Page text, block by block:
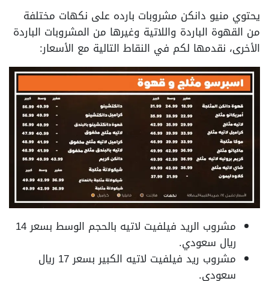
يحتوي منيو دانكن مشروبات بارده على نكهات مختلفة
من القهوة الباردة واللاتية وغيرها من المشروبات الباردة
الأخرى، نقدمها لكم في النقاط التالية مع الأسعار:
مشروب الريد فيلفيت لاتيه بالحجم الوسط بسعر 14
ريال سعودي.
مشروب ريد فيلفيت لاتيه الكبير بسعر 17 ريال
سعودي.